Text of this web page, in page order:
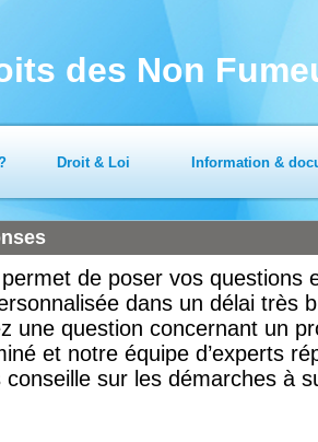
des Non
Droit & Loi Information &
de poser vos questions
dans un délai très
une question concernant un
et notre équipe d’experts
conseille sur les démarches à